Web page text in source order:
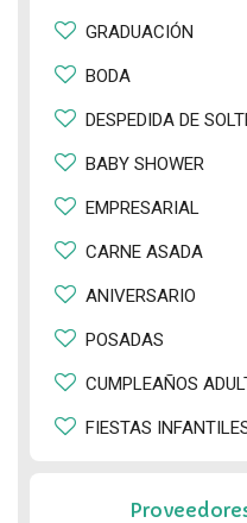
GRADUACIÓN
BODA
DESPEDIDA DE
BABY SHOWER
EMPRESARIAL
CARNE ASADA
ANIVERSARIO
POSADAS
CUMPLEAÑOS
FIESTAS